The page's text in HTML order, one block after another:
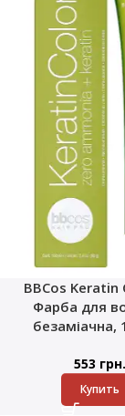
BBCos
Фарба для
безаміачна,
553 грн.
Купить